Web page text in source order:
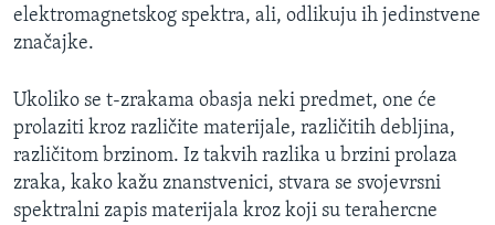
ŽENSKA STRANA
IZBJEGLIČKA STRANA
MAGAZIN
O GLASU AMERIKE
Learning English
elektromagnetskog spektra, ali, odlikuju ih jedinstvene
značajke.
Ukoliko se t-zrakama obasja neki predmet, one će
prolaziti kroz različite materijale, različitih debljina,
različitom brzinom. Iz takvih razlika u brzini prolaza
zraka, kako kažu znanstvenici, stvara se svojevrsni
spektralni zapis materijala kroz koji su terahercne